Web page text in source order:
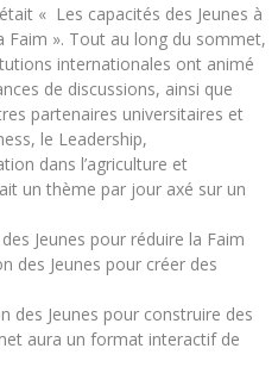
« Les capacités des Jeunes à
Faim ». Tout au long du sommet,
internationales ont animé
de discussions, ainsi que
partenaires universitaires et
le Leadership,
dans l’agriculture et
un thème par jour axé sur un
Jeunes pour réduire la Faim
des Jeunes pour créer des
des Jeunes pour construire des
aura un format interactif de